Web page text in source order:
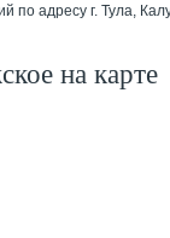
по адресу г. Тула,
на карте